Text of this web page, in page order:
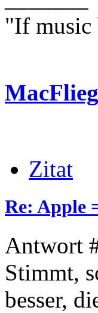
"If music
Zitat
Re: Apple
Antwort
Stimmt,
besser,